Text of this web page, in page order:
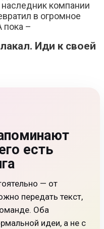
компании
в огромное
пока –
Иди к своей
есть
— от
передать текст,
Оба
идеи, а не с